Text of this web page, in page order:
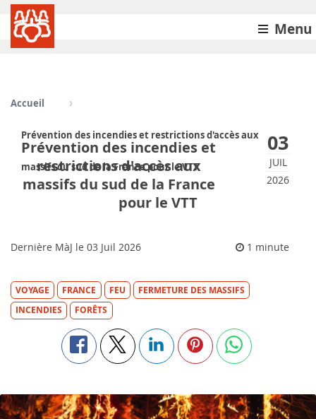
Menu
Accueil
Prévention des incendies et restrictions d'accès aux
massifs du sud de la France pour le VTT
03
JUIL
2026
Prévention des incendies et
restrictions d'accès aux
massifs du sud de la France
pour le VTT
1 minute
Dernière MàJ le03 Juil 2026
VOYAGE FRANCE FEU
FERMETURE DES MASSIFS
INCENDIES
FORÊTS